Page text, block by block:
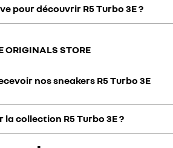
pour la livraison de votre R5 Turbo
votre concessionnaire, nous vous
pour découvrir R5 Turbo 3E ?
R5 Turbo 3E. Nous vous donnerons plus
ORIGINALS STORE
nos sneakers R5 Turbo 3E
envoyées suite aux demandes
au club des 1000 (les 1000 premiers
collection R5 Turbo 3E ?